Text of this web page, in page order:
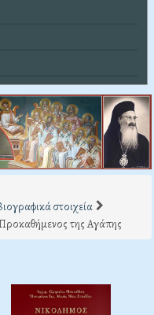
στοιχεία
της Αγάπης